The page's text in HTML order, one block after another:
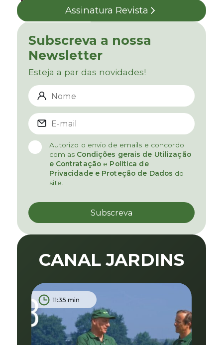
Assinatura Revista
Subscreva a nossa
Newsletter
Esteja a par das novidades!
Autorizo o envio de emails e concordo
com as Condições gerais de Utilização
e Contratação e Política de
Privacidade e Proteção de Dados do
site.
CANAL JARDINS
11:35 min